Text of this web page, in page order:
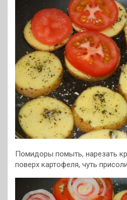
Помидоры помыть, нарезать
поверх картофеля, чуть